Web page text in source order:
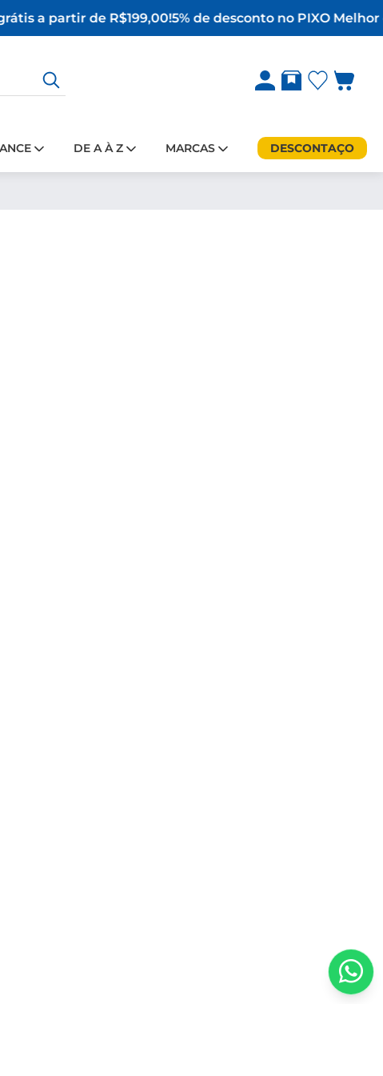
a partir de R$199,00!5% de desconto no PIXO Melhor
DE A À Z MARCAS DESCONTAÇO